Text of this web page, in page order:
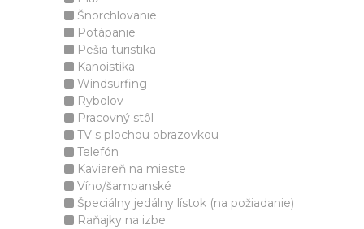
Šnorchlovanie
Potápanie
Pešia turistika
Kanoistika
Windsurfing
Rybolov
Pracovný stôl
TV s plochou obrazovkou
Telefón
Kaviareň na mieste
Víno/šampanské
Špeciálny jedálny lístok (na požiadanie)
Raňajky na izbe